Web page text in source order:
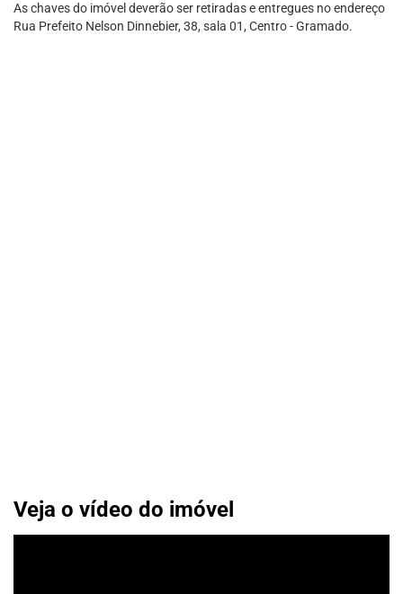
As chaves do imóvel deverão ser retiradas e entregues no endereço
Rua Prefeito Nelson Dinnebier, 38, sala 01, Centro - Gramado.
Veja o vídeo do imóvel